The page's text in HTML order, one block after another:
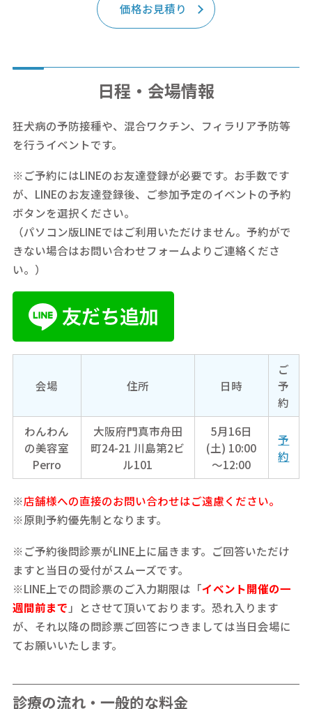
価格お見積り
日程・会場情報
狂犬病の予防接種や、混合ワクチン、フィラリア予防等
を行うイベントです。
※ご予約にはLINEのお友達登録が必要です。お手数です
が、LINEのお友達登録後、ご参加予定のイベントの予約
ボタンを選択ください。
（パソコン版LINEではご利用いただけません。予約がで
きない場合はお問い合わせフォームよりご連絡くださ
い。）
会場 住所 日時
ご
予
約
わんわん
の美容室
Perro
大阪府門真市舟田
町24-21 川島第2ビ
ル101
5月16日
(土) 10:00
～12:00
予
約
※店舗様への直接のお問い合わせはご遠慮ください。
※原則予約優先制となります。
※ご予約後問診票がLINE上に届きます。ご回答いただけ
ますと当日の受付がスムーズです。
※LINE上での問診票のご入力期限は「イベント開催の一
週間前まで 」とさせて頂いております。恐れ入ります
が、それ以降の問診票ご回答につきましては当日会場に
てお願いいたします。
診療の流れ・一般的な料金